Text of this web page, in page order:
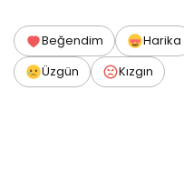
Beğendim Harika
Üzgün
Kızgın